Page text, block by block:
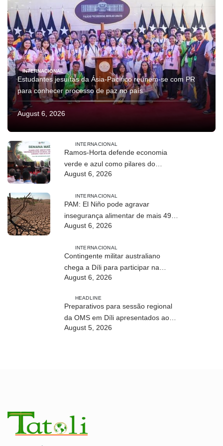
INTERNACIONAL
Estudantes jesuítas da Ásia-Pacífico reúnem-se com PR
para conhecer processo de paz no país
August 6, 2026
INTERNACIONAL
Ramos-Horta defende economia
verde e azul como pilares do
desenvolvimento sustentável de
August 6, 2026
INTERNACIONAL
PAM: El Niño pode agravar
insegurança alimentar de mais 49
milhões de pessoas até 2027
August 6, 2026
INTERNACIONAL
Contingente militar australiano
chega a Díli para participar na
Maratona Internacional de 2026
August 6, 2026
HEADLINE
Preparativos para sessão regional
da OMS em Díli apresentados ao
Conselho de Ministros
August 5, 2026